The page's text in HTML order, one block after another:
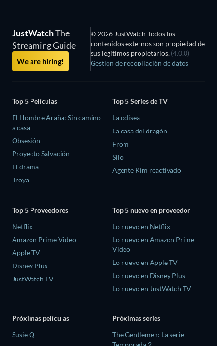
JustWatchThe
Streaming Guide
We are hiring!
© 2026 JustWatch Todos los
contenidos externos son propiedad de
sus legítimos propietarios. (4.0.0)
Gestión de recopilación de datos
Top 5 Películas
El Hombre Araña: Sin camino
a casa
Obsesión
Proyecto Salvación
El drama
Troya
Top 5 Series de TV
La odisea
La casa del dragón
From
Silo
Agente Kim reactivado
Top 5 Proveedores
Netflix
Amazon Prime Video
Apple TV
Disney Plus
JustWatch TV
Top 5 nuevo en proveedor
Lo nuevo en Netflix
Lo nuevo en Amazon Prime
Video
Lo nuevo en Apple TV
Lo nuevo en Disney Plus
Lo nuevo en JustWatch TV
Próximas películas
Susie Q
Próximas series
The Gentlemen: La serie